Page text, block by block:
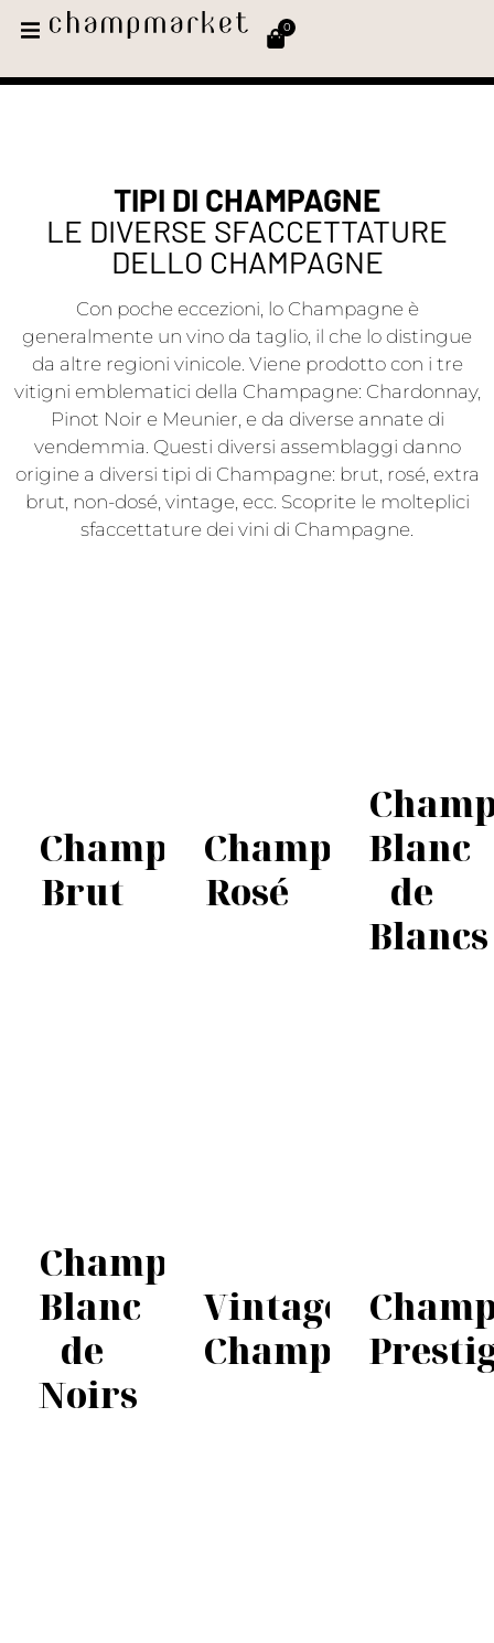
0
TIPI DI CHAMPAGNE
LE DIVERSE SFACCETTATURE
DELLO CHAMPAGNE
Con poche eccezioni, lo Champagne è
generalmente un vino da taglio, il che lo distingue
da altre regioni vinicole. Viene prodotto con i tre
vitigni emblematici della Champagne: Chardonnay,
Pinot Noir e Meunier, e da diverse annate di
vendemmia. Questi diversi assemblaggi danno
origine a diversi tipi di Champagne: brut, rosé, extra
brut, non-dosé, vintage, ecc. Scoprite le molteplici
sfaccettature dei vini di Champagne.
Champagne
Brut
Champagne
Rosé
Blanc
de
Blancs
Champagne
Blanc
de
Noirs
Vintage
Champagne